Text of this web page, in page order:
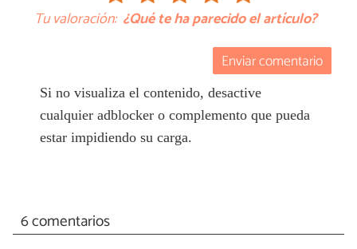
Tu valoración: ¿Qué te ha parecido el artículo?
Enviar comentario
Si no visualiza el contenido, desactive
cualquier adblocker o complemento que pueda
estar impidiendo su carga.
6 comentarios